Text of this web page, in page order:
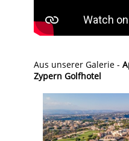
Aus unserer Galerie -
Zypern Golfhotel